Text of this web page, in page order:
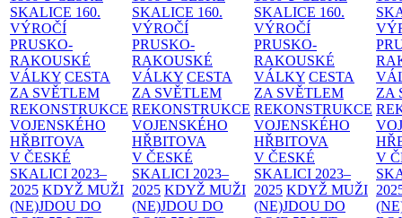
SKALICE 160.
VÝROČÍ
PRUSKO-
RAKOUSKÉ
VÁLKY CESTA
ZA SVĚTLEM
REKONSTRUKCE
VOJENSKÉHO
HŘBITOVA
V ČESKÉ
SKALICI 2023–
2025 KDYŽ MUŽI
(NE)JDOU DO
SKALICE 160.
VÝROČÍ
PRUSKO-
RAKOUSKÉ
VÁLKY CESTA
ZA SVĚTLEM
REKONSTRUKCE
VOJENSKÉHO
HŘBITOVA
V ČESKÉ
SKALICI 2023–
2025 KDYŽ MUŽI
(NE)JDOU DO
SKALICE 160.
VÝROČÍ
PRUSKO-
RAKOUSKÉ
VÁLKY CESTA
ZA SVĚTLEM
REKONSTRUKCE
VOJENSKÉHO
HŘBITOVA
V ČESKÉ
SKALICI 2023–
2025 KDYŽ MUŽI
(NE)JDOU DO
ZA
V